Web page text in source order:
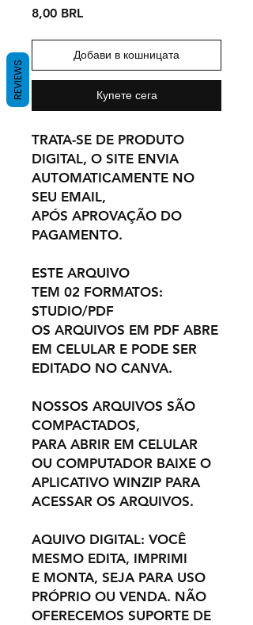
8,00 BRLЦена
Добави в кошницата
Купете сега
TRATA-SE DE PRODUTO
DIGITAL, O SITE ENVIA
AUTOMATICAMENTE NO
SEU EMAIL,
APÓS APROVAÇÃO DO
PAGAMENTO.
ESTE ARQUIVO
TEM 02 FORMATOS:
STUDIO/PDF
OS ARQUIVOS EM PDF ABRE
EM CELULAR E PODE SER
EDITADO NO CANVA.
NOSSOS ARQUIVOS SÃO
COMPACTADOS,
PARA ABRIR EM CELULAR
OU COMPUTADOR BAIXE O
APLICATIVO WINZIP PARA
ACESSAR OS ARQUIVOS.
AQUIVO DIGITAL: VOCÊ
MESMO EDITA, IMPRIMI
E MONTA, SEJA PARA USO
PRÓPRIO OU VENDA. NÃO
OFERECEMOS SUPORTE DE
REVIEWS